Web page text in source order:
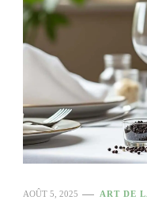
AOÛT 5, 2025 ART DE